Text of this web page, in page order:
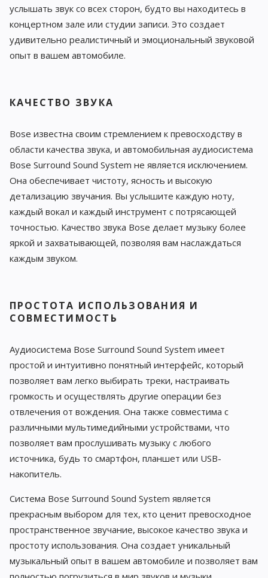
услышать звук со всех сторон, будто вы находитесь в
концертном зале или студии записи. Это создает
удивительно реалистичный и эмоциональный звуковой
опыт в вашем автомобиле.
КАЧЕСТВО ЗВУКА
Bose известна своим стремлением к превосходству в
области качества звука, и автомобильная аудиосистема
Bose Surround Sound System не является исключением.
Она обеспечивает чистоту, ясность и высокую
детализацию звучания. Вы услышите каждую ноту,
каждый вокал и каждый инструмент с потрясающей
точностью. Качество звука Bose делает музыку более
яркой и захватывающей, позволяя вам наслаждаться
каждым звуком.
ПРОСТОТА ИСПОЛЬЗОВАНИЯ И
СОВМЕСТИМОСТЬ
Аудиосистема Bose Surround Sound System имеет
простой и интуитивно понятный интерфейс, который
позволяет вам легко выбирать треки, настраивать
громкость и осуществлять другие операции без
отвлечения от вождения. Она также совместима с
различными мультимедийными устройствами, что
позволяет вам прослушивать музыку с любого
источника, будь то смартфон, планшет или USB-
накопитель.
Система Bose Surround Sound System является
прекрасным выбором для тех, кто ценит превосходное
пространственное звучание, высокое качество звука и
простоту использования. Она создает уникальный
музыкальный опыт в вашем автомобиле и позволяет вам